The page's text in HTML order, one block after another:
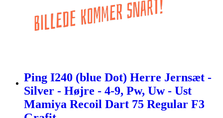
Ping I240 (blue Dot) Herre Jernsæt -
Silver - Højre - 4-9, Pw, Uw - Ust
Mamiya Recoil Dart 75 Regular F3